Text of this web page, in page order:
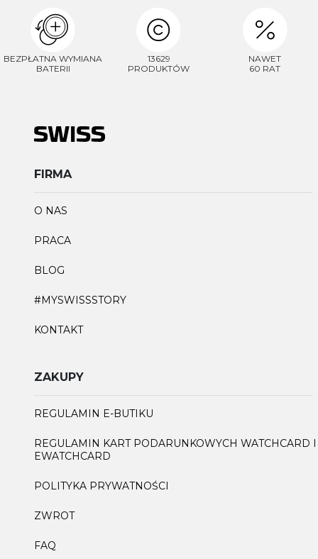
BEZPŁATNA WYMIANA
BATERII
13629
PRODUKTÓW
NAWET
60 RAT
FIRMA
O NAS
PRACA
BLOG
#MYSWISSSTORY
KONTAKT
ZAKUPY
REGULAMIN E-BUTIKU
REGULAMIN KART PODARUNKOWYCH WATCHCARD I
EWATCHCARD
POLITYKA PRYWATNOŚCI
ZWROT
FAQ